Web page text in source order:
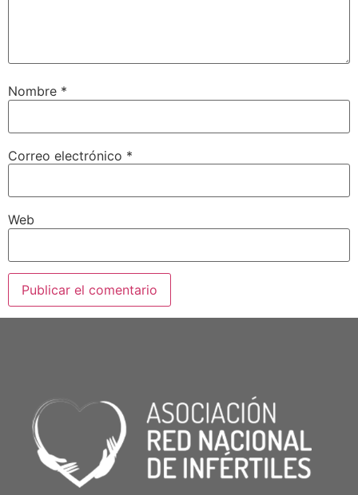
Nombre *
Correo electrónico *
Web